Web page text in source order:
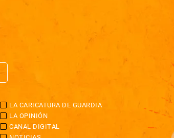
LA CARICATURA DE GUARDIA
LA OPINIÓN
CANAL DIGITAL